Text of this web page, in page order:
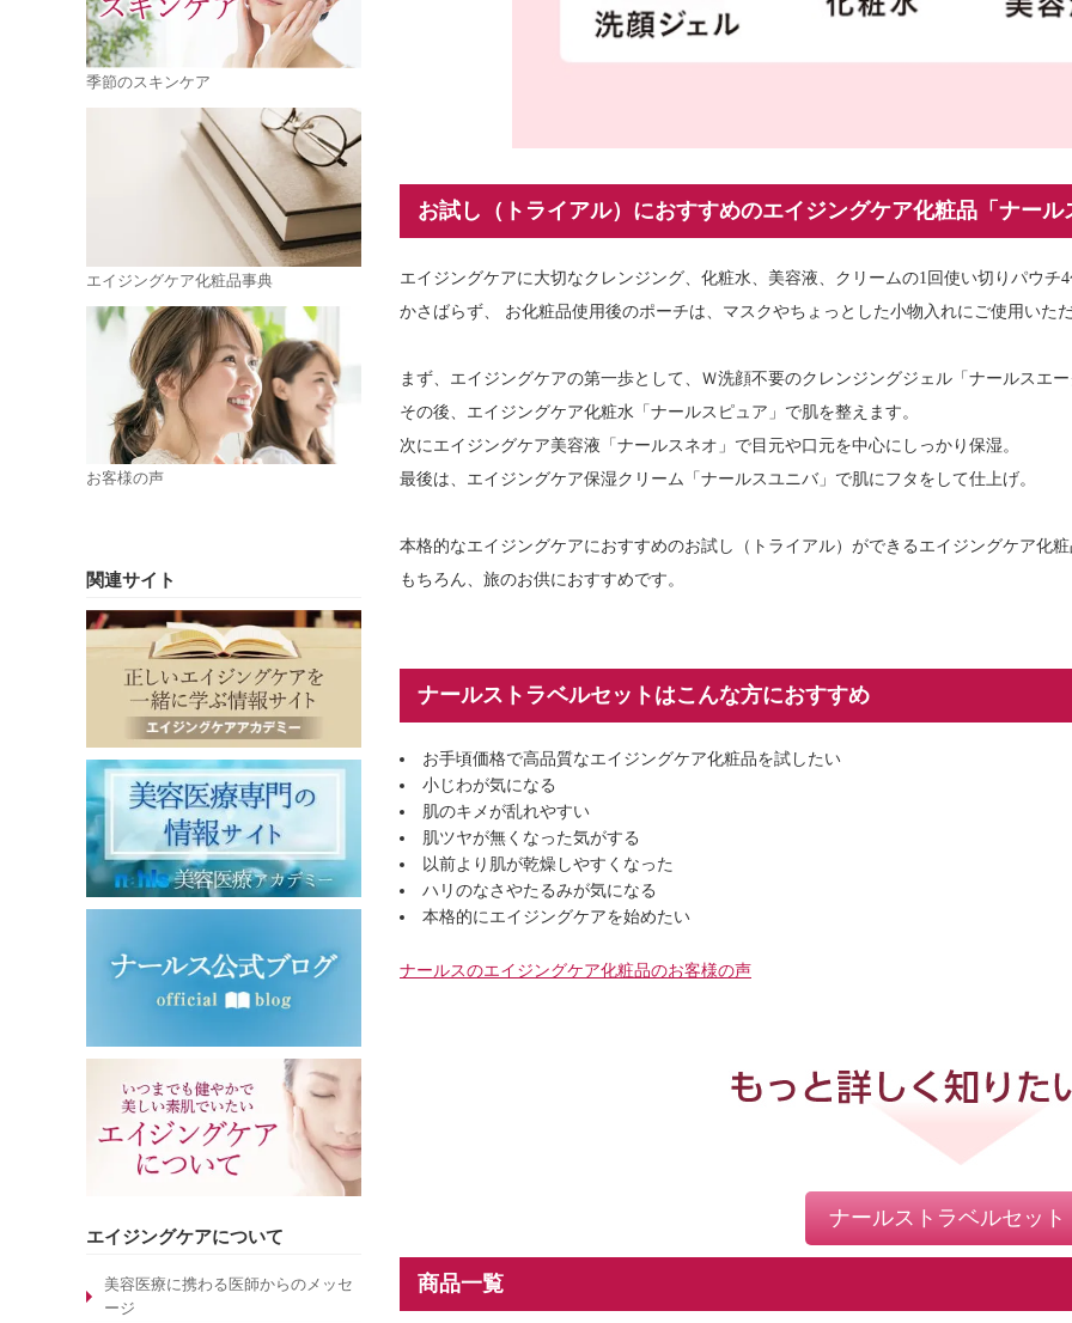
季節のスキンケア
エイジングケア化粧品事典
お客様の声
関連サイト
エイジングケアについて
美容医療に携わる医師からのメッセ
ージ
お試し（トライアル）におすすめのエイジングケア化粧品「ナー
エイジングケアに大切なクレンジング、化粧水、美容液、クリームの1回使い切りパウ
かさばらず、 お化粧品使用後のポーチは、マスクやちょっとした小物入れにご使用いた
まず、エイジングケアの第一歩として、Ｗ洗顔不要のクレンジングジェル「ナールスエ
その後、エイジングケア化粧水「ナールスピュア」で肌を整えます。
次にエイジングケア美容液「ナールスネオ」で目元や口元を中心にしっかり保湿。
最後は、エイジングケア保湿クリーム「ナールスユニバ」で肌にフタをして仕上げ。
本格的なエイジングケアにおすすめのお試し（トライアル）ができるエイジングケア化
もちろん、旅のお供におすすめです。
ナールストラベルセットはこんな方におすすめ
お手頃価格で高品質なエイジングケア化粧品を試したい
小じわが気になる
肌のキメが乱れやすい
肌ツヤが無くなった気がする
以前より肌が乾燥しやすくなった
ハリのなさやたるみが気になる
本格的にエイジングケアを始めたい
ナールスのエイジングケア化粧品のお客様の声
ナールストラベルセッ
商品一覧